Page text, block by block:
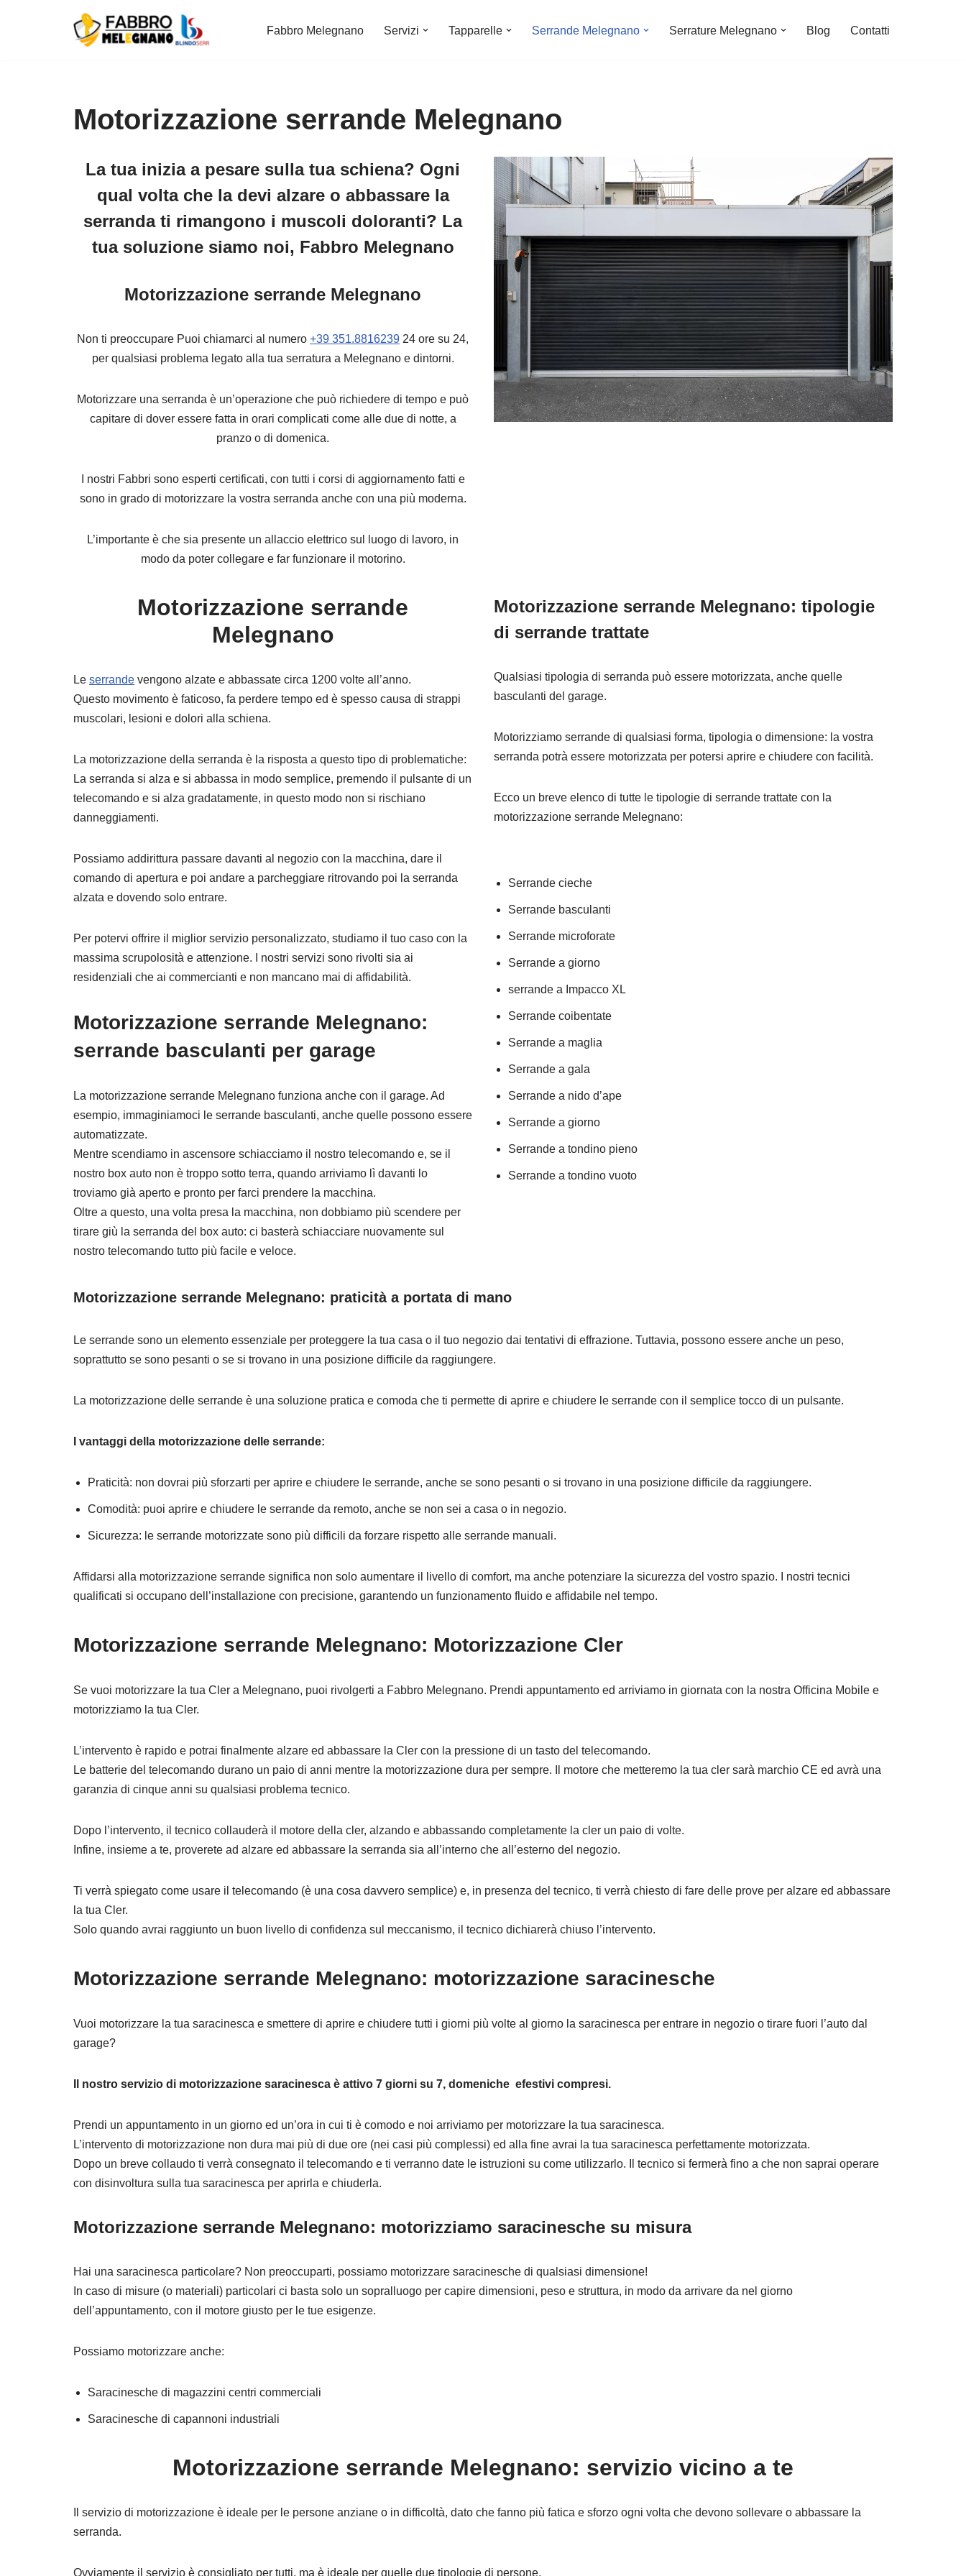
Fabbro Melegnano Servizi Tapparelle Serrande Melegnano Serrature Melegnano Blog Contatti
Motorizzazione serrande Melegnano
La tua inizia a pesare sulla tua schiena? Ogni
qual volta che la devi alzare o abbassare la
serranda ti rimangono i muscoli doloranti? La
tua soluzione siamo noi, Fabbro Melegnano
Motorizzazione serrande Melegnano
Non ti preoccupare Puoi chiamarci al numero +39 351.8816239 24 ore su 24,
per qualsiasi problema legato alla tua serratura a Melegnano e dintorni.
Motorizzare una serranda è un’operazione che può richiedere di tempo e può
capitare di dover essere fatta in orari complicati come alle due di notte, a
pranzo o di domenica.
I nostri Fabbri sono esperti certificati, con tutti i corsi di aggiornamento fatti e
sono in grado di motorizzare la vostra serranda anche con una più moderna.
L’importante è che sia presente un allaccio elettrico sul luogo di lavoro, in
modo da poter collegare e far funzionare il motorino.
Motorizzazione serrande
Melegnano
Le serrande vengono alzate e abbassate circa 1200 volte all’anno.
Questo movimento è faticoso, fa perdere tempo ed è spesso causa di strappi
muscolari, lesioni e dolori alla schiena.
La motorizzazione della serranda è la risposta a questo tipo di problematiche:
La serranda si alza e si abbassa in modo semplice, premendo il pulsante di un
telecomando e si alza gradatamente, in questo modo non si rischiano
danneggiamenti.
Possiamo addirittura passare davanti al negozio con la macchina, dare il
comando di apertura e poi andare a parcheggiare ritrovando poi la serranda
alzata e dovendo solo entrare.
Per potervi offrire il miglior servizio personalizzato, studiamo il tuo caso con la
massima scrupolosità e attenzione. I nostri servizi sono rivolti sia ai
residenziali che ai commercianti e non mancano mai di affidabilità.
Motorizzazione serrande Melegnano:
serrande basculanti per garage
La motorizzazione serrande Melegnano funziona anche con il garage. Ad
esempio, immaginiamoci le serrande basculanti, anche quelle possono essere
automatizzate.
Mentre scendiamo in ascensore schiacciamo il nostro telecomando e, se il
nostro box auto non è troppo sotto terra, quando arriviamo lì davanti lo
troviamo già aperto e pronto per farci prendere la macchina.
Oltre a questo, una volta presa la macchina, non dobbiamo più scendere per
tirare giù la serranda del box auto: ci basterà schiacciare nuovamente sul
nostro telecomando tutto più facile e veloce.
Motorizzazione serrande Melegnano: tipologie
di serrande trattate
Qualsiasi tipologia di serranda può essere motorizzata, anche quelle
basculanti del garage.
Motorizziamo serrande di qualsiasi forma, tipologia o dimensione: la vostra
serranda potrà essere motorizzata per potersi aprire e chiudere con facilità.
Ecco un breve elenco di tutte le tipologie di serrande trattate con la
motorizzazione serrande Melegnano:
Serrande cieche
Serrande basculanti
Serrande microforate
Serrande a giorno
serrande a Impacco XL
Serrande coibentate
Serrande a maglia
Serrande a gala
Serrande a nido d’ape
Serrande a giorno
Serrande a tondino pieno
Serrande a tondino vuoto
Motorizzazione serrande Melegnano: praticità a portata di mano
Le serrande sono un elemento essenziale per proteggere la tua casa o il tuo negozio dai tentativi di effrazione. Tuttavia, possono essere anche un peso,
soprattutto se sono pesanti o se si trovano in una posizione difficile da raggiungere.
La motorizzazione delle serrande è una soluzione pratica e comoda che ti permette di aprire e chiudere le serrande con il semplice tocco di un pulsante.
I vantaggi della motorizzazione delle serrande:
Praticità: non dovrai più sforzarti per aprire e chiudere le serrande, anche se sono pesanti o si trovano in una posizione difficile da raggiungere.
Comodità: puoi aprire e chiudere le serrande da remoto, anche se non sei a casa o in negozio.
Sicurezza: le serrande motorizzate sono più difficili da forzare rispetto alle serrande manuali.
Affidarsi alla motorizzazione serrande significa non solo aumentare il livello di comfort, ma anche potenziare la sicurezza del vostro spazio. I nostri tecnici
qualificati si occupano dell’installazione con precisione, garantendo un funzionamento fluido e affidabile nel tempo.
Motorizzazione serrande Melegnano: Motorizzazione Cler
Se vuoi motorizzare la tua Cler a Melegnano, puoi rivolgerti a Fabbro Melegnano. Prendi appuntamento ed arriviamo in giornata con la nostra Officina Mobile e
motorizziamo la tua Cler.
L’intervento è rapido e potrai finalmente alzare ed abbassare la Cler con la pressione di un tasto del telecomando.
Le batterie del telecomando durano un paio di anni mentre la motorizzazione dura per sempre. Il motore che metteremo la tua cler sarà marchio CE ed avrà una
garanzia di cinque anni su qualsiasi problema tecnico.
Dopo l’intervento, il tecnico collauderà il motore della cler, alzando e abbassando completamente la cler un paio di volte.
Infine, insieme a te, proverete ad alzare ed abbassare la serranda sia all’interno che all’esterno del negozio.
Ti verrà spiegato come usare il telecomando (è una cosa davvero semplice) e, in presenza del tecnico, ti verrà chiesto di fare delle prove per alzare ed abbassare
la tua Cler.
Solo quando avrai raggiunto un buon livello di confidenza sul meccanismo, il tecnico dichiarerà chiuso l’intervento.
Motorizzazione serrande Melegnano: motorizzazione saracinesche
Vuoi motorizzare la tua saracinesca e smettere di aprire e chiudere tutti i giorni più volte al giorno la saracinesca per entrare in negozio o tirare fuori l’auto dal
garage?
Il nostro servizio di motorizzazione saracinesca è attivo 7 giorni su 7, domeniche efestivi compresi.
Prendi un appuntamento in un giorno ed un’ora in cui ti è comodo e noi arriviamo per motorizzare la tua saracinesca.
L’intervento di motorizzazione non dura mai più di due ore (nei casi più complessi) ed alla fine avrai la tua saracinesca perfettamente motorizzata.
Dopo un breve collaudo ti verrà consegnato il telecomando e ti verranno date le istruzioni su come utilizzarlo. Il tecnico si fermerà fino a che non saprai operare
con disinvoltura sulla tua saracinesca per aprirla e chiuderla.
Motorizzazione serrande Melegnano: motorizziamo saracinesche su misura
Hai una saracinesca particolare? Non preoccuparti, possiamo motorizzare saracinesche di qualsiasi dimensione!
In caso di misure (o materiali) particolari ci basta solo un sopralluogo per capire dimensioni, peso e struttura, in modo da arrivare da nel giorno
dell’appuntamento, con il motore giusto per le tue esigenze.
Possiamo motorizzare anche:
Saracinesche di magazzini centri commerciali
Saracinesche di capannoni industriali
Motorizzazione serrande Melegnano: servizio vicino a te
Il servizio di motorizzazione è ideale per le persone anziane o in difficoltà, dato che fanno più fatica e sforzo ogni volta che devono sollevare o abbassare la
serranda.
Ovviamente il servizio è consigliato per tutti, ma è ideale per quelle due tipologie di persone.